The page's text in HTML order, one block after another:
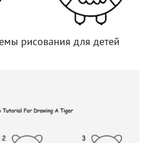
рисования для детей